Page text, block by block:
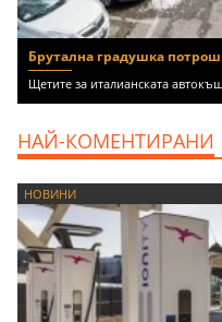
Брутална градушка
Щетите за италианската
НАЙ-КОМЕНТИРАНИ
НОВИНИ